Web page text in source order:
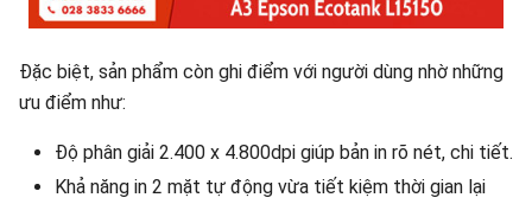
Đặc biệt, sản phẩm còn ghi điểm với người dùng nhờ những
ưu điểm như:
Độ phân giải 2.400 x 4.800dpi giúp bản in rõ nét, chi tiết.
Khả năng in 2 mặt tự động vừa tiết kiệm thời gian lại